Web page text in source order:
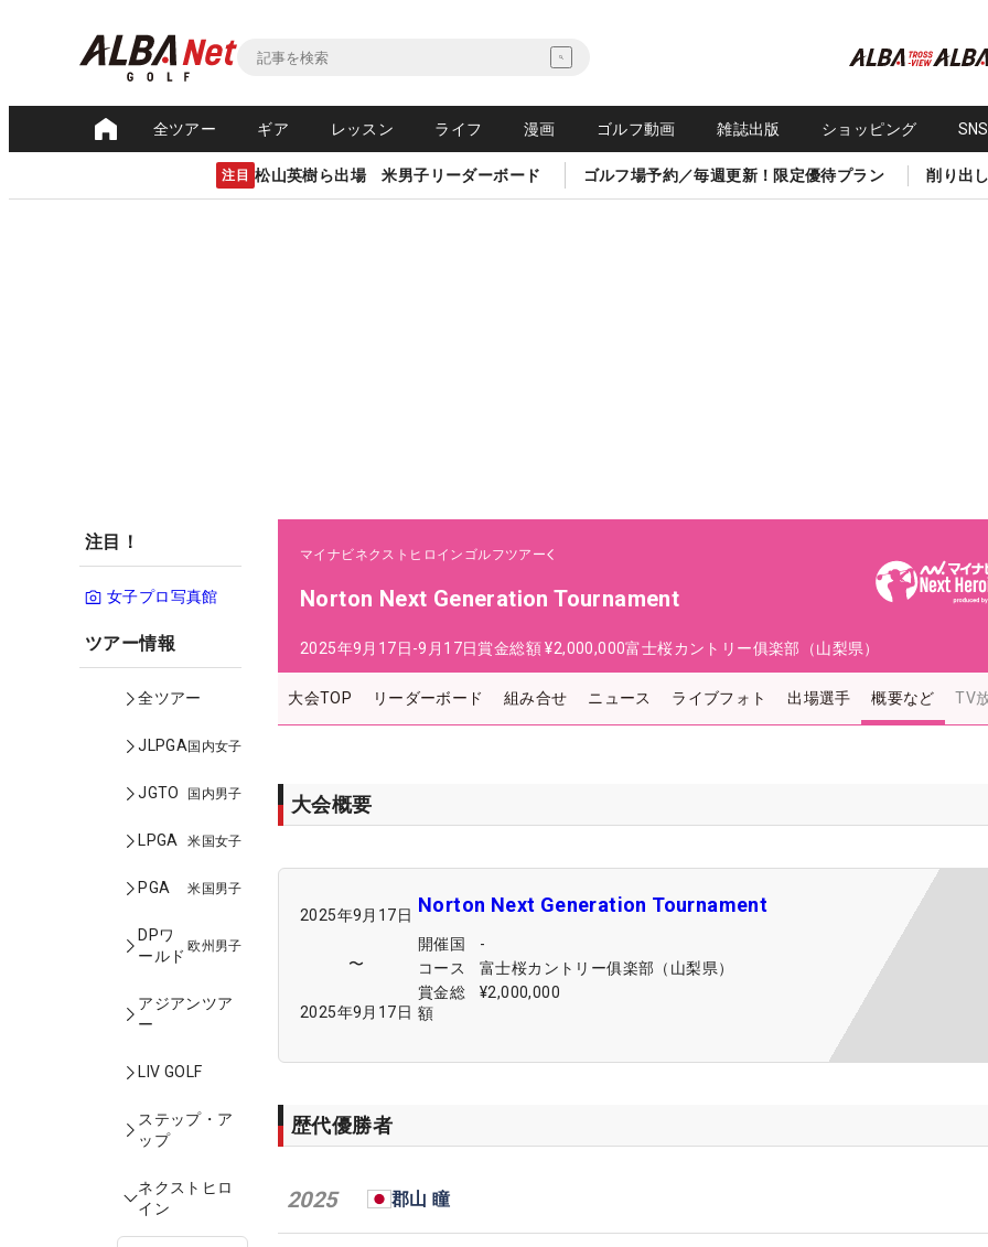
全ツアー ギア レッスン ライフ 漫画 ゴルフ動画 雑誌出版 ショッピング
注目 松山英樹ら出場 米男子リーダーボード ゴルフ場予約／毎週更新！限定優待プラン 削り出
注目！
女子プロ写真館
ツアー情報
全ツアー
JLPGA国内女子
JGTO 国内男子
LPGA 米国女子
PGA 米国男子
DPワ
ールド
欧州男子
アジアンツア
ー
LIV GOLF
ステップ・ア
ップ
ネクストヒロ
イン
マイナビネクストヒロインゴルフツアー
Norton Next Generation Tournament
2025年9月17日-9月17日賞金総額 ¥2,000,000富士桜カントリー俱楽部（山梨県）
大会TOP リーダーボード 組み合せ ニュース ライブフォト 出場選手 概要など TV
大会概要
2025年9月17日
〜
2025年9月17日
Norton Next Generation Tournament
開催国
-
コース
富士桜カントリー俱楽部（山梨県）
賞金総
額
¥2,000,000
歴代優勝者
2025 郡山 瞳